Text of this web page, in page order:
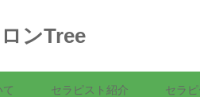
ンTree
セラピスト紹介 セラ